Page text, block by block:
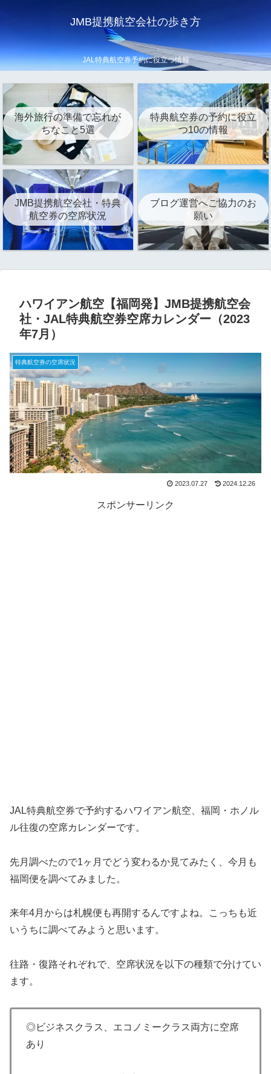
JMB提携航空会社の歩き方
JAL特典航空券予約に役立つ情報
海外旅行の準備で忘れが
ちなこと5選
特典航空券の予約に役立
つ10の情報
JMB提携航空会社・特典
航空券の空席状況
ブログ運営へご協力のお
願い
ハワイアン航空【福岡発】JMB提携航空会
社・JAL特典航空券空席カレンダー（2023
年7月）
特典航空券の空席状況
2023.07.27 2024.12.26
スポンサーリンク
JAL特典航空券で予約するハワイアン航空、福岡・ホノル
ル往復の空席カレンダーです。
先月調べたので1ヶ月でどう変わるか見てみたく、今月も
福岡便を調べてみました。
来年4月からは札幌便も再開するんですよね。こっちも近
いうちに調べてみようと思います。
往路・復路それぞれで、空席状況を以下の種類で分けてい
ます。
◎ビジネスクラス、エコノミークラス両方に空席
あり